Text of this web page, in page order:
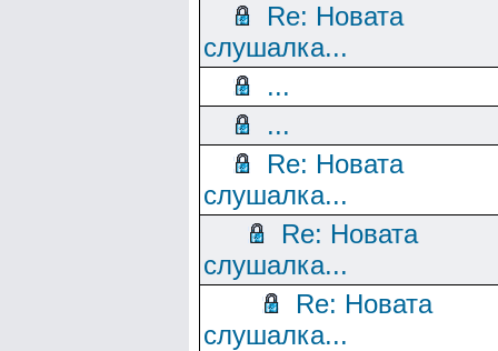
Re: Новата
слушалка...
...
...
Re: Новата
слушалка...
Re: Новата
слушалка...
Re: Новата
слушалка...